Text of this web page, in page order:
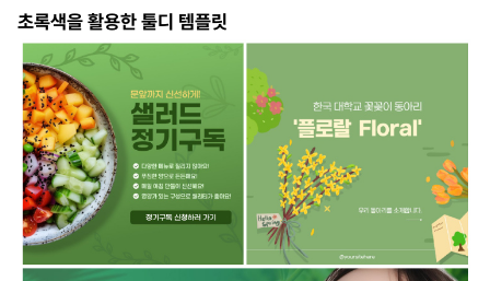
초록색을 활용한 툴디 템플릿